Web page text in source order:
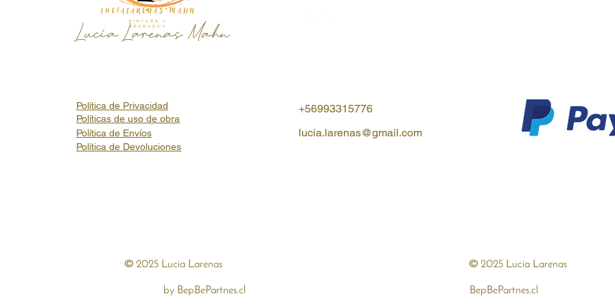
Lucía Larenas Mahn
Política de Privacidad
Políticas de uso de obra
Política de Envíos
Política de Devoluciones
+56993315776
lucia.larenas@gmail.com
© 2025 Lucia Larenas
by BepBePartnes.cl
© 2025
BepBePartnes.cl